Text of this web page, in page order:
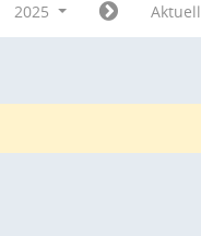
2025 Aktuell